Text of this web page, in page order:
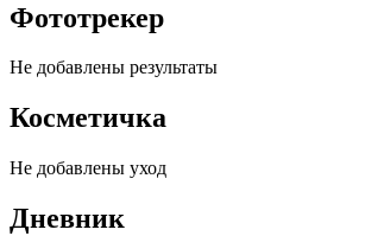
Фототрекер
Не добавлены результаты
Косметичка
Не добавлены уход
Дневник